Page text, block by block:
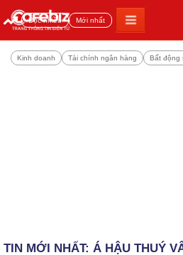
Đọc nhiều Mới nhất
Kinh doanh Tài chính ngân hàng Bất động
TIN MỚI NHẤT: Á HẬU THUÝ